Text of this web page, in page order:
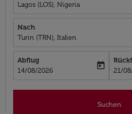
Lagos (LOS), Nigeria
Nach
Turin (TRN), Italien
Abflug
fc-booking-departure-date-aria-label
14/08/2026
today
fc-
21/
Suchen